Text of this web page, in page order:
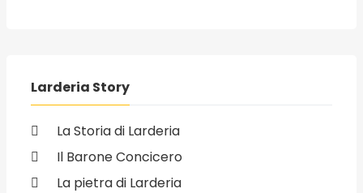
Larderia Story
La Storia di Larderia
Il Barone Concicero
La pietra di Larderia